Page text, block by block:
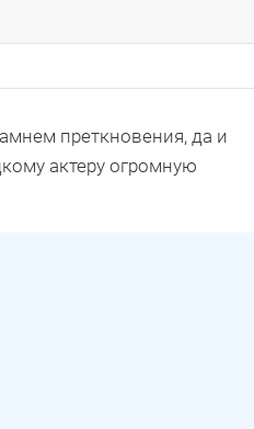
преткновения, да и
актеру огромную